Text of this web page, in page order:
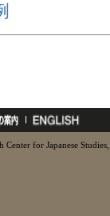
for Japanese